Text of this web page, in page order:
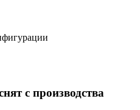
с производства